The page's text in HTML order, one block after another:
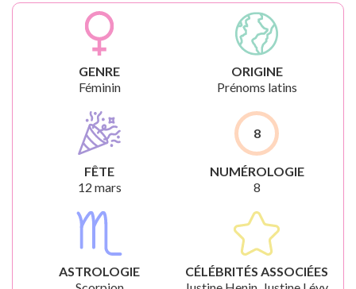
GENRE
Féminin
ORIGINE
Prénoms latins
FÊTE
12 mars
8
NUMÉROLOGIE
8
ASTROLOGIE
CÉLÉBRITÉS ASSOCIÉES